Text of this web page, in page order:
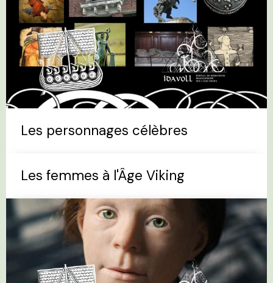
Les personnages célèbres
Les femmes à l'Âge Viking